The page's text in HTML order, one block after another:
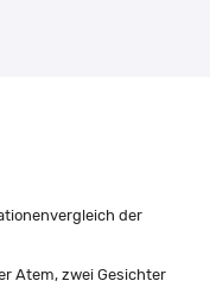
der
Atem, zwei Gesichter